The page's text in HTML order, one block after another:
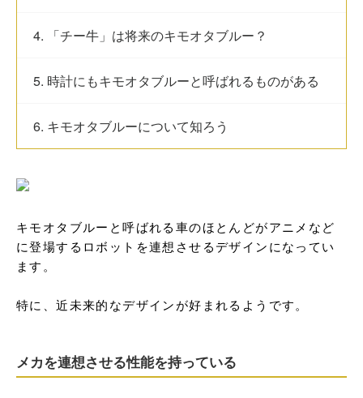
4. 「チー牛」は将来のキモオタブルー？
5. 時計にもキモオタブルーと呼ばれるものがある
6. キモオタブルーについて知ろう
キモオタブルーと呼ばれる車のほとんどがアニメなど
に登場するロボットを連想させるデザインになってい
ます。
特に、近未来的なデザインが好まれるようです。
メカを連想させる性能を持っている